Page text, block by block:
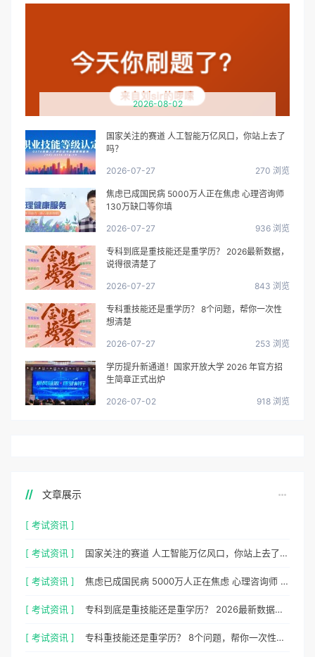
2026-08-02
国家关注的赛道 人工智能万亿风口，你站上去了
吗？
2026-07-27 270 浏览
焦虑已成国民病 5000万人正在焦虑 心理咨询师
130万缺口等你填
2026-07-27 936 浏览
专科到底是重技能还是重学历？ 2026最新数据，
说得很清楚了
2026-07-27 843 浏览
专科重技能还是重学历？ 8个问题，帮你一次性
想清楚
2026-07-27 253 浏览
学历提升新通道！国家开放大学 2026 年官方招
生简章正式出炉
2026-07-02 918 浏览
文章展示
[ 考试资讯 ]
[ 考试资讯 ] 国家关注的赛道 人工智能万亿风口，你站上去了吗？
[ 考试资讯 ] 焦虑已成国民病 5000万人正在焦虑 心理咨询师 130万缺口等你填
[ 考试资讯 ] 专科到底是重技能还是重学历？ 2026最新数据，说得很清楚了
[ 考试资讯 ] 专科重技能还是重学历？ 8个问题，帮你一次性想清楚